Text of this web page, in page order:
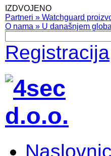
IZDVOJENO
Partneri » Watchguard
O nama » U današnjem
Registracija